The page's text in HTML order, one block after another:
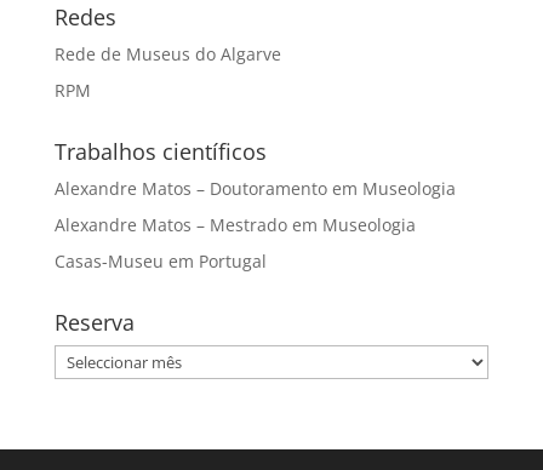
Redes
Rede de Museus do Algarve
RPM
Trabalhos científicos
Alexandre Matos – Doutoramento em Museologia
Alexandre Matos – Mestrado em Museologia
Casas-Museu em Portugal
Reserva
Reserva